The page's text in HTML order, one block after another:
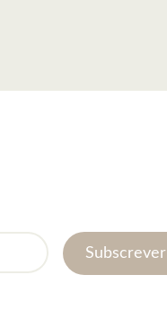
Subscrever